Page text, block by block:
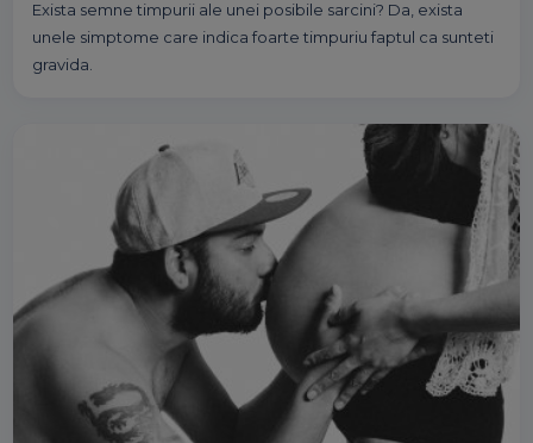
Exista semne timpurii ale unei posibile sarcini? Da, exista
unele simptome care indica foarte timpuriu faptul ca sunteti
gravida.